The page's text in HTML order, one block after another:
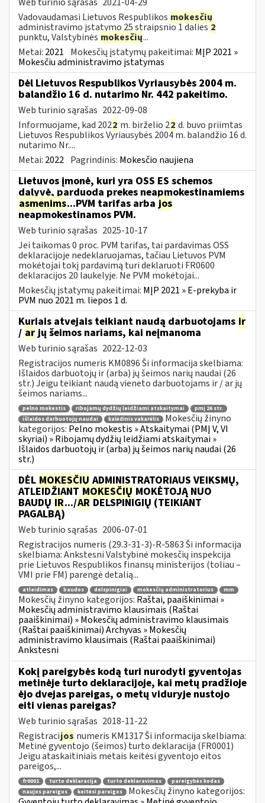
Vadovaudamasi Lietuvos Respublikos mokesčių
administravimo įstatymo 25 straipsnio 1 dalies2
punktu, Valstybinės mokesčių...
Metai: 2021 Mokesčių įstatymų pakeitimai: MĮP 2021 »
Mokesčiu administravimo įstatymas
Dėl Lietuvos Respublikos Vyriausybės 2004 m.
balandžio 16 d. nutarimo Nr. 442 pakeitimo.
Web turinio sąrašas 2022-09-08
Informuojame, kad 2022 m. birželio 22 d. buvo priimtas
Lietuvos Respublikos Vyriausybės 2004 m. balandžio 16 d.
nutarimo Nr....
Metai: 2022 Pagrindinis: Mokesčio naujiena
Lietuvos įmonė, kuri yra OSS ES schemos
dalyvė, parduoda prekes neapmokestinamiems
asmenims...PVM tarifas arba jos
neapmokestinamos PVM.
Web turinio sąrašas 2025-10-17
Jei taikomas 0 proc. PVM tarifas, tai pardavimas OSS
deklaracijoje nedeklaruojamas, tačiau Lietuvos PVM
mokėtojai tokį pardavimą turi deklaruoti FR0600
deklaracijos 20 laukelyje. Ne PVM mokėtojai...
Mokesčių įstatymų pakeitimai: MĮP 2021 » E-prekyba ir
PVM nuo 2021 m. liepos 1 d.
Kuriais atvejais teikiant naudą darbuotojams ir
/ arjų šeimos nariams, kai neįmanoma
Web turinio sąrašas 2022-12-03
Registracijos numeris KM0896 Ši informacija skelbiama:
Išlaidos darbuotojų ir (arba) jų šeimos narių naudai (26
str.) Jeigu teikiant naudą vieneto darbuotojams ir / ar jų
šeimos nariams...
pelno mokestis ribojamų dydžių leidžiami atskaitymai
pmį 26 str.
išlaidos darbuotojų naudai
kalėdinis vakarėlis
Mokesčių žinyno
kategorijos: Pelno mokestis » Atskaitymai (PMĮ V, VI
skyriai) » Ribojamų dydžių leidžiami atskaitymai »
Išlaidos darbuotojų ir (arba) jų šeimos narių naudai (26
str.)
DĖL MOKESČIŲ ADMINISTRATORIAUS VEIKSMŲ,
ATLEIDŽIANTMOKESČIŲ MOKĖTOJĄ NUO
BAUDŲ IR.../ARDELSPINIGIŲ (TEIKIANT
PAGALBĄ)
Web turinio sąrašas 2006-07-01
Registracijos numeris (29.3-31-3)-R-5863 Ši informacija
skelbiama: Ankstesni Valstybinė mokesčių inspekcija
prie Lietuvos Respublikos finansų ministerijos (toliau –
VMI prie FM) parengė detalią...
atleidimas baudos delspinigiai mokesčių administratorius mm
Mokesčių žinyno kategorijos: Raštai, paaiškinimai »
Mokesčių administravimo klausimais (Raštai
paaiškinimai) » Mokesčių administravimo klausimais
(Raštai paaiškinimai) Archyvas » Mokesčių
administravimo klausimais (Raštai paaiškinimai)
Ankstesni
Kokį pareigybės kodą turi nurodyti gyventojas
metinėje turto deklaracijoje, kai metų pradžioje
ėjo dvejas pareigas, o metų viduryje nustojo
eiti vienas pareigas?
Web turinio sąrašas 2018-11-22
Registracijos numeris KM1317 Ši informacija skelbiama:
Metinė gyventojo (šeimos) turto deklaracija (FR0001)
Jeigu ataskaitiniais metais keitėsi gyventojo eitos
pareigos,...
fr0001 turto deklaracija turto deklaravimas
pareigybės kodas
naujos pareigos
keitėsi pareigos
Mokesčių žinyno kategorijos: